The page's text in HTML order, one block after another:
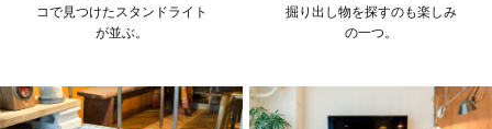
コで見つけたスタンドライト
が並ぶ。
掘り出し物を探すのも楽しみ
の一つ。